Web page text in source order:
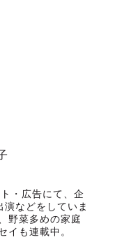
・広告にて、企
などをしていま
野菜多めの家庭
イも連載中。